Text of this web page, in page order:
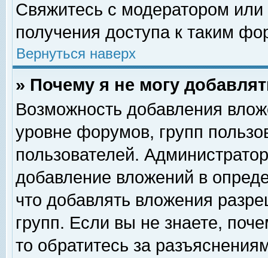
Свяжитесь с модератором
получения доступа к таким
Вернуться наверх
» Почему я не могу
Возможность добавления
уровне форумов, групп
пользователей.
добавление вложений в
что добавлять вложения
групп. Если вы не знаете,
то обратитесь за